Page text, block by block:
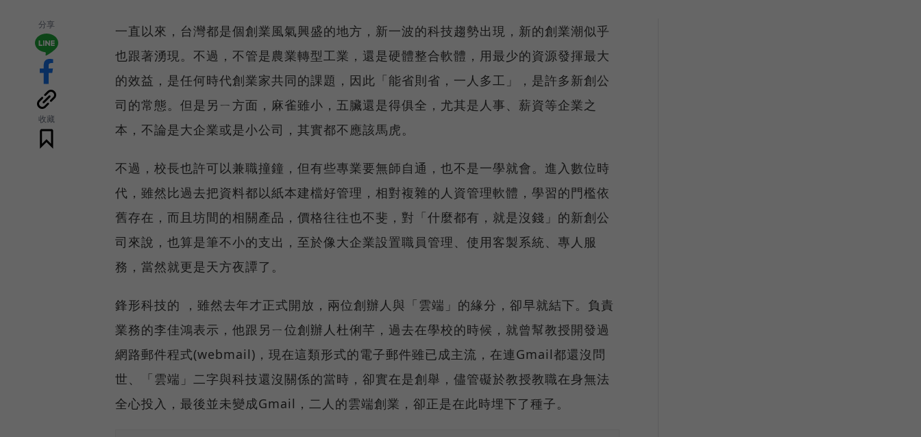
分享
收藏
一直以來，台灣都是個創業風氣興盛的地方，新一波的科技趨勢出現，新的創業潮似乎
也跟著湧現。不過，不管是農業轉型工業，還是硬體整合軟體，用最少的資源發揮最大
的效益，是任何時代創業家共同的課題，因此「能省則省，一人多工」，是許多新創公
司的常態。但是另ㄧ方面，麻雀雖小，五臟還是得俱全，尤其是人事、薪資等企業之
本，不論是大企業或是小公司，其實都不應該馬虎。
不過，校長也許可以兼職撞鐘，但有些專業要無師自通，也不是一學就會。進入數位時
代，雖然比過去把資料都以紙本建檔好管理，相對複雜的人資管理軟體，學習的門檻依
舊存在，而且坊間的相關產品，價格往往也不斐，對「什麼都有，就是沒錢」的新創公
司來說，也算是筆不小的支出，至於像大企業設置職員管理、使用客製系統、專人服
務，當然就更是天方夜譚了。
鋒形科技的
，雖然去年才正式開放，兩位創辦人與「雲端」的緣分，卻早就結下。負責
業務的李佳鴻表示，他跟另ㄧ位創辦人杜俐芊，過去在學校的時候，就曾幫教授開發過
網路郵件程式(webmail)，現在這類形式的電子郵件雖已成主流，在連Gmail都還沒問
世、「雲端」二字與科技還沒關係的當時，卻實在是創舉，儘管礙於教授教職在身無法
全心投入，最後並未變成Gmail，二人的雲端創業，卻正是在此時埋下了種子。